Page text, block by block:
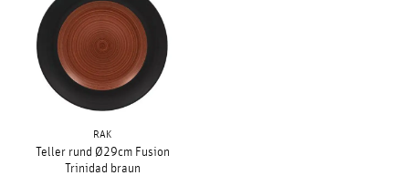
RAK
Teller rund Ø29cm Fusion
Trinidad braun